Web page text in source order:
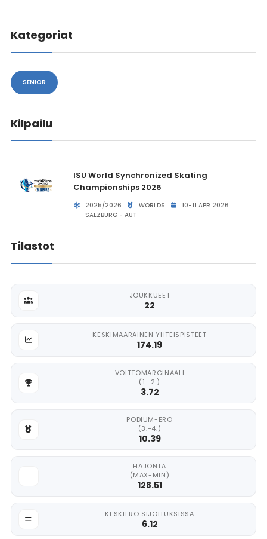
Kategoriat
SENIOR
Kilpailu
ISU World Synchronized Skating
Championships 2026
2025/2026 WORLDS
10-11 APR 2026
SALZBURG - AUT
Tilastot
JOUKKUEET
22
KESKIMÄÄRÄINEN YHTEISPISTEET
174.19
VOITTOMARGINAALI
(1.-2.)
3.72
PODIUM-ERO
(3.-4.)
10.39
HAJONTA
(MAX-MIN)
128.51
KESKIERO SIJOITUKSISSA
6.12